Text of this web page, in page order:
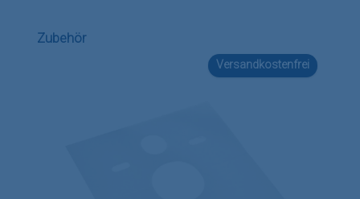
Produktgalerie überspringen
Zubehör
Versandkostenfrei